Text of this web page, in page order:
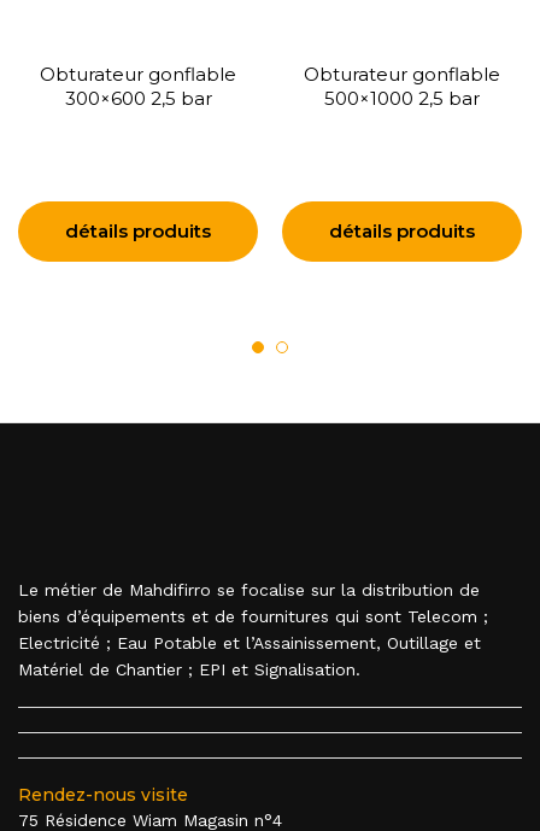
Obturateur gonflable
300×600 2,5 bar
détails produits
Obturateur gonflable
500×1000 2,5 bar
détails produits
Le métier de Mahdifirro se focalise sur la distribution de
biens d’équipements et de fournitures qui sont Telecom ;
Electricité ; Eau Potable et l’Assainissement, Outillage et
Matériel de Chantier ; EPI et Signalisation.
Rendez-nous visite
75 Résidence Wiam Magasin n°4